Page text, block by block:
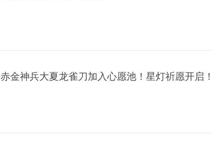
赤金神兵大夏龙雀刀加入心愿池！星灯祈愿开启！